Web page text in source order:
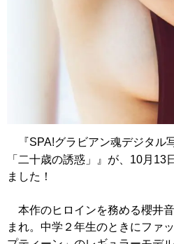
『SPA!グラビアン魂デジタル
「二十歳の誘惑」』が、10月13
ました！
本作のヒロインを務める櫻井
まれ。中学２年生のときにファ